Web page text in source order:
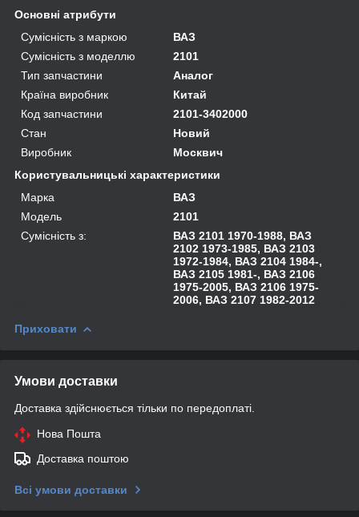
Основні атрибути
Сумісність з маркою
ВАЗ
Сумісність з моделлю
2101
Тип запчастини
Аналог
Країна виробник
Китай
Код запчастини
2101-3402000
Стан
Новий
Виробник
Москвич
Користувальницькі характеристики
Марка
ВАЗ
Модель
2101
Сумісність з:
ВАЗ 2101 1970-1988, ВАЗ
2102 1973-1985, ВАЗ 2103
1972-1984, ВАЗ 2104 1984-,
ВАЗ 2105 1981-, ВАЗ 2106
1975-2005, ВАЗ 2106 1975-
2006, ВАЗ 2107 1982-2012
Приховати
Умови доставки
Доставка здійснюється тільки по передоплаті.
Нова Пошта
Доставка поштою
Всі умови доставки